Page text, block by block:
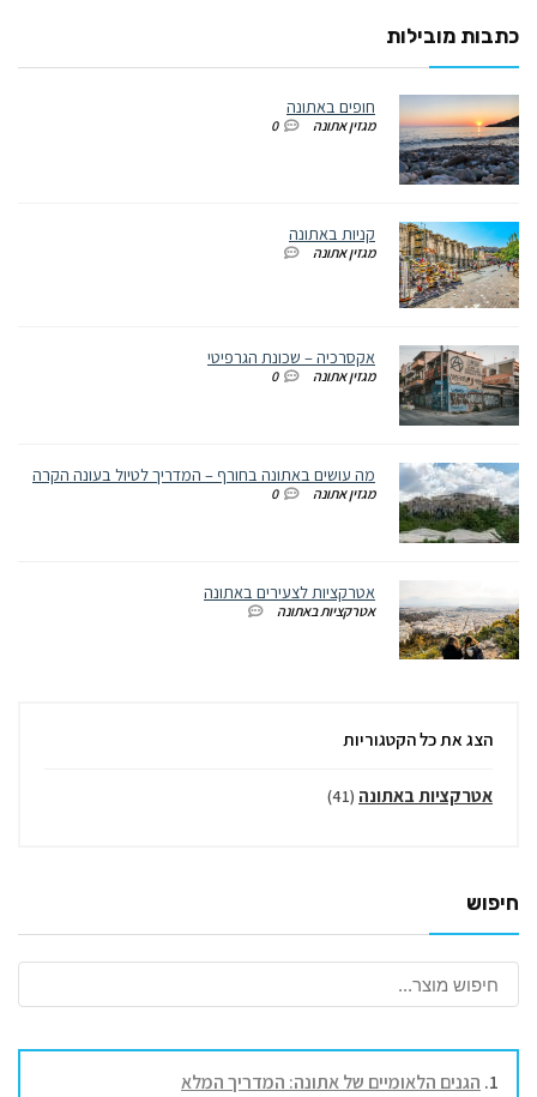
כתבות מובילות
חופים באתונה
מגזין אתונה 0
קניות באתונה
מגזין אתונה
אקסרכיה – שכונת הגרפיטי
מגזין אתונה 0
מה עושים באתונה בחורף – המדריך לטיול בעונה הקרה
מגזין אתונה 0
אטרקציות לצעירים באתונה
אטרקציות באתונה
הצג את כל הקטגוריות
אטרקציות באתונה (41)
חיפוש
הגנים הלאומיים של אתונה: המדריך המלא